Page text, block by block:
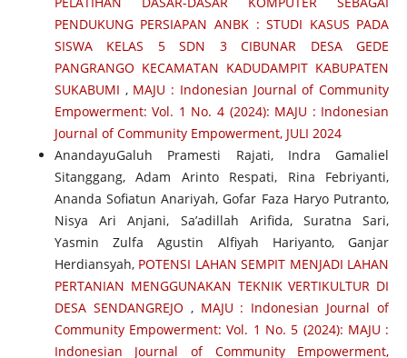
PENDUKUNG PERSIAPAN ANBK : STUDI KASUS PADA
SISWA KELAS 5 SDN 3 CIBUNAR DESA GEDE
PANGRANGO KECAMATAN KADUDAMPIT KABUPATEN
SUKABUMI , MAJU : Indonesian Journal of Community
Empowerment: Vol. 1 No. 4 (2024): MAJU : Indonesian
Journal of Community Empowerment, JULI 2024
AnandayuGaluh Pramesti Rajati, Indra Gamaliel
Sitanggang, Adam Arinto Respati, Rina Febriyanti,
Ananda Sofiatun Anariyah, Gofar Faza Haryo Putranto,
Nisya Ari Anjani, Sa’adillah Arifida, Suratna Sari,
Yasmin Zulfa Agustin Alfiyah Hariyanto, Ganjar
Herdiansyah, POTENSI LAHAN SEMPIT MENJADI LAHAN
PERTANIAN MENGGUNAKAN TEKNIK VERTIKULTUR DI
DESA SENDANGREJO , MAJU : Indonesian Journal of
Community Empowerment: Vol. 1 No. 5 (2024): MAJU :
Indonesian Journal of Community Empowerment,